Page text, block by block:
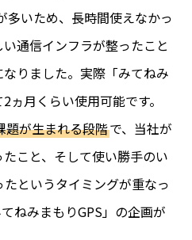
多いため、長時間使えなかっ
通信インフラが整ったこと
りました。実際「みてねみ
ヵ月くらい使用可能です。
題が生まれる段階で、当社が
こと、そして使い勝手のい
というタイミングが重なっ
ねみまもりGPS」の企画が